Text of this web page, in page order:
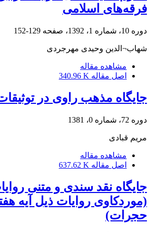
فرقه‌های اسلامی
دوره 10، شماره 1، 1392، صفحه 129-152
شهاب¬الدین وحیدی مهرجردی
مشاهده مقاله
اصل مقاله 340.96 K
جایگاه مذهب راوی در
دوره 72، شماره 0، 1381
مریم قبادی
مشاهده مقاله
اصل مقاله 637.62 K
جایگاه نقد سندی و متنی
(موردکاوی روایات ذیل آیه
حجرات)